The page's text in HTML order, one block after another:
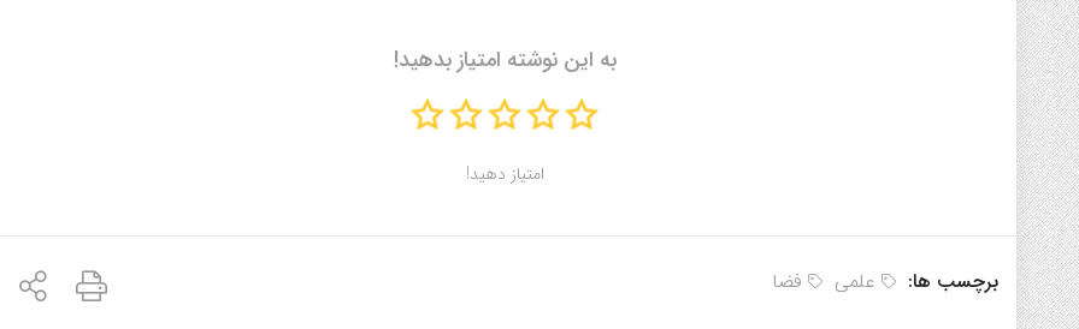
به این نوشته امتیاز بدهید!
امتیاز دهید!
برچسب ها: علمی فضا